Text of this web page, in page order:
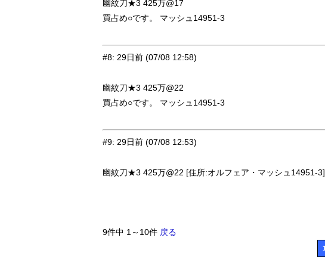
幽紋刀★3 425万@17
買占め○です。 マッシュ14951-3
#8: 29日前 (07/08 12:58)
幽紋刀★3 425万@22
買占め○です。 マッシュ14951-3
#9: 29日前 (07/08 12:53)
幽紋刀★3 425万@22 [住所:オルフェア・マッシュ14951-3]
9件中 1～10件 戻る
1